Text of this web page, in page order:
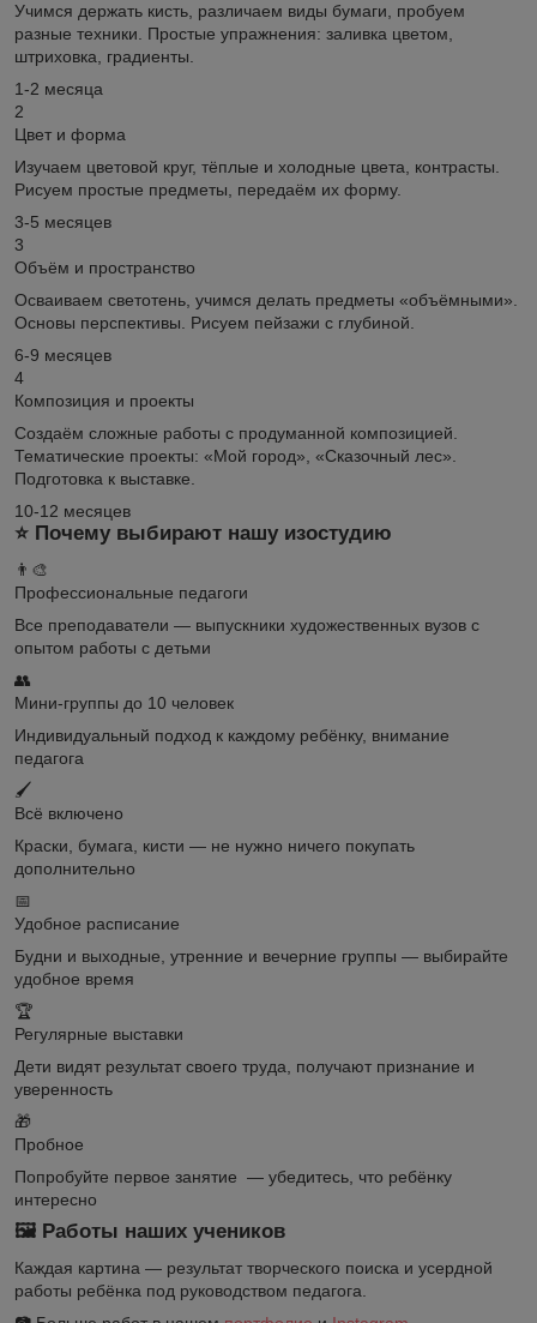
Учимся держать кисть, различаем виды бумаги, пробуем
разные техники. Простые упражнения: заливка цветом,
штриховка, градиенты.
1-2 месяца
2
Цвет и форма
Изучаем цветовой круг, тёплые и холодные цвета, контрасты.
Рисуем простые предметы, передаём их форму.
3-5 месяцев
3
Объём и пространство
Осваиваем светотень, учимся делать предметы «объёмными».
Основы перспективы. Рисуем пейзажи с глубиной.
6-9 месяцев
4
Композиция и проекты
Создаём сложные работы с продуманной композицией.
Тематические проекты: «Мой город», «Сказочный лес».
Подготовка к выставке.
10-12 месяцев
⭐ Почему выбирают нашу изостудию
👨‍🎨
Профессиональные педагоги
Все преподаватели — выпускники художественных вузов с
опытом работы с детьми
👥
Мини-группы до 10 человек
Индивидуальный подход к каждому ребёнку, внимание
педагога
🖌️
Всё включено
Краски, бумага, кисти — не нужно ничего покупать
дополнительно
📅
Удобное расписание
Будни и выходные, утренние и вечерние группы — выбирайте
удобное время
🏆
Регулярные выставки
Дети видят результат своего труда, получают признание и
уверенность
🎁
Пробное
Попробуйте первое занятие — убедитесь, что ребёнку
интересно
🖼️ Работы наших учеников
Каждая картина — результат творческого поиска и усердной
работы ребёнка под руководством педагога.